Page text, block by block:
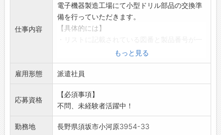
◆ご不明点はいつでもご相談ください！
即日対応!!フォロー体制もバッチリ
登録はご自宅からお電話で可能です◎
す。
みなさまのご応募を心よりお待ちしております
＾＾
☆
仕事内容
電子機器製造工場にて小型ドリル部品の交換準
備を行っていただきます。
【具体的には】
・製品棚から必要数の部品を集めます
・加工の段取りに応じて部品の入れ替え
・上記に付随する軽作業
◎部品は、手のひらサイズになります
◎一つ一つ正確に確認しながら取り組んでいた
だきます
【働き方に関して】
もっと見る
雇用形態 派遣社員
応募資格
【必須事項】
不問、未経験者活躍中！
勤務地 長野県須坂市小河原3954-33